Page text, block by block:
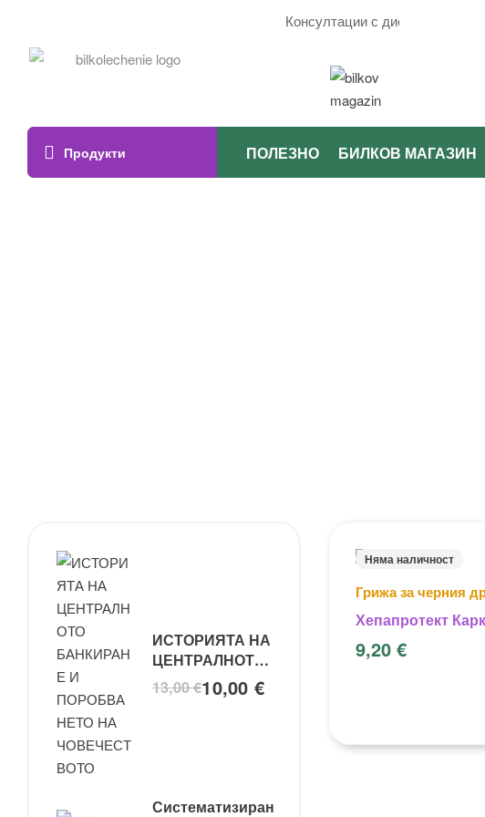
Консултации с диетолог Огнян
Продукти ПОЛЕЗНО БИЛКОВ МАГАЗИН
Няма наличност
Грижа за черния
Хепапротект
детоксикация и
енергизиране – 50
9,20 €
ИСТОРИЯТА НА
ЦЕНТРАЛНОТО
БАНКИРАНЕ И
ПОРОБВАНЕТО
13,00€10,00 €
Систематизиран